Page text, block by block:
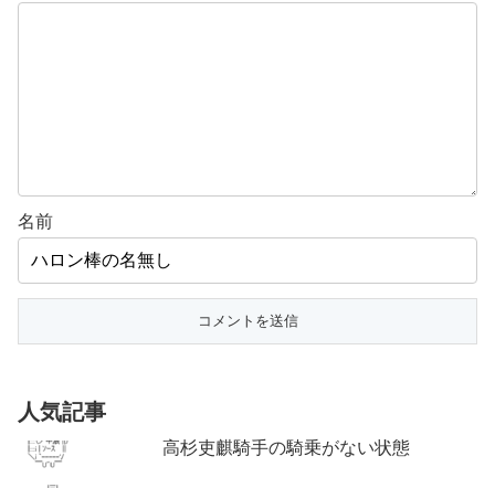
名前
人気記事
高杉吏麒騎手の騎乗がない状態